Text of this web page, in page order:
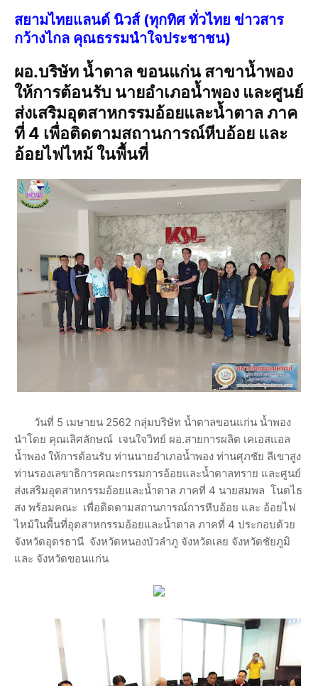
สยามไทยแลนด์ นิวส์ (ทุกทิศ ทั่วไทย ข่าวสาร
กว้างไกล คุณธรรมนำใจประชาชน)
ผอ.บริษัท น้ำตาล ขอนแก่น สาขาน้ำพอง
ให้การต้อนรับ นายอำเภอน้ำพอง และศูนย์
ส่งเสริมอุตสาหกรรมอ้อยและน้ำตาล ภาค
ที่ 4 เพื่อติดตามสถานการณ์หีบอ้อย และ
อ้อยไฟไหม้ ในพื้นที่
วันที่ 5 เมษายน 2562 กลุ่มบริษัท น้ำตาลขอนแก่น น้ำพอง
นำโดย คุณเลิศลักษณ์ เจนใจวิทย์ ผอ.สายการผลิต เคเอสแอล
น้ำพอง ให้การต้อนรับ ท่านนายอำเภอน้ำพอง ท่านศุภชัย ลีเขาสูง
ท่านรองเลขาธิการคณะกรรมการอ้อยและน้ำตาลทราย และศูนย์
ส่งเสริมอุตสาหกรรมอ้อยและน้ำตาล ภาคที่ 4 นายสมพล โนตไธ
สง พร้อมคณะ เพื่อติดตามสถานการณ์การหีบอ้อย และ อ้อยไฟ
ไหม้ในพื้นที่อุตสาหกรรมอ้อยและน้ำตาล ภาคที่ 4 ประกอบด้วย
จังหวัดอุดรธานี จังหวัดหนองบัวลำภู จังหวัดเลย จังหวัดชัยภูมิ
และ จังหวัดขอนแก่น